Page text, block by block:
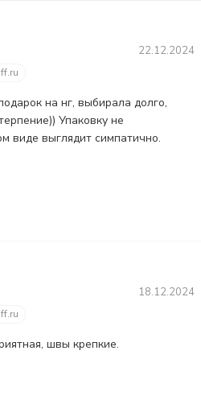
22.12.2024
на нг, выбирала долго,
Упаковку не
виде выглядит симпатично.
18.12.2024
швы крепкие.